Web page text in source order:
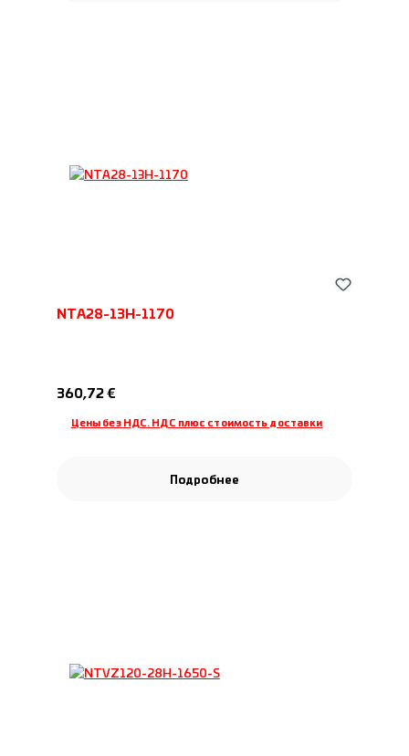
NTA28-13H-1170
Обычная цена:
360,72 €
Цены без НДС. НДС плюс стоимость доставки
Подробнее